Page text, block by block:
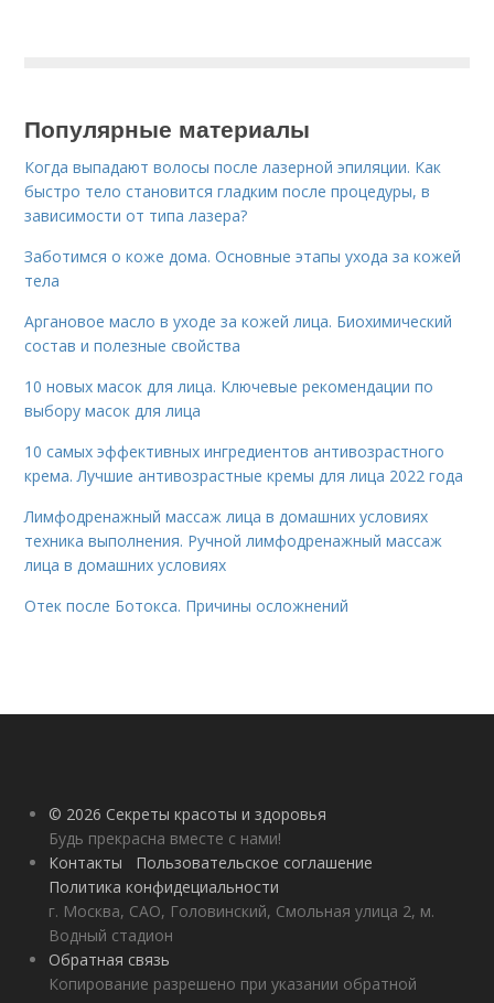
Популярные материалы
Когда выпадают волосы после лазерной эпиляции. Как
быстро тело становится гладким после процедуры, в
зависимости от типа лазера?
Заботимся о коже дома. Основные этапы ухода за кожей
тела
Аргановое масло в уходе за кожей лица. Биохимический
состав и полезные свойства
10 новых масок для лица. Ключевые рекомендации по
выбору масок для лица
10 самых эффективных ингредиентов антивозрастного
крема. Лучшие антивозрастные кремы для лица 2022 года
Лимфодренажный массаж лица в домашних условиях
техника выполнения. Ручной лимфодренажный массаж
лица в домашних условиях
Отек после Ботокса. Причины осложнений
© 2026 Секреты красоты и здоровья
Будь прекрасна вместе с нами!
Контакты
Пользовательское соглашение
Политика конфидециальности
г. Москва, САО, Головинский, Смольная улица 2, м.
Водный стадион
Обратная связь
Копирование разрешено при указании обратной